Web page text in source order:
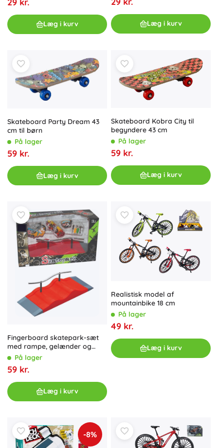
Læg i kurv Læg i kurv
Skateboard Party Dream 43
cm til børn
På lager
59 kr.
Læg i kurv
Skateboard Kobra City til
begyndere 43 cm
På lager
59 kr.
Læg i kurv
Fingerboard skatepark-sæt
med rampe, gelænder og
tilbehør
På lager
59 kr.
Læg i kurv
Realistisk model af
mountainbike 18 cm
På lager
49 kr.
Læg i kurv
-8%